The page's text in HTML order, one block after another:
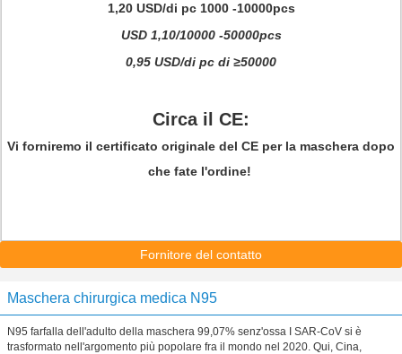
1,20 USD/di pc 1000 -10000pcs
USD1,10/10000 -50000pcs
0,95 USD/di pc di ≥50000
Circa il CE:
Vi forniremo il certificato originale del CE per la maschera dopo
che fate l'ordine!
Fornitore del contatto
Maschera chirurgica medica N95
N95 farfalla dell'adulto della maschera 99,07% senz'ossa I SAR-CoV si è
trasformato nell'argomento più popolare fra il mondo nel 2020. Qui, Cina,